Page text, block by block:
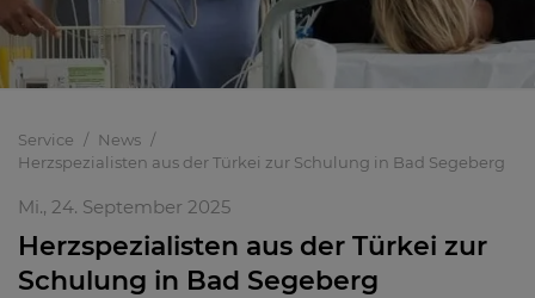
Service
News
Herzspezialisten aus der Türkei zur Schulung in Bad Segeberg
Mi., 24. September 2025
Herzspezialisten aus der Türkei zur
Schulung in Bad Segeberg